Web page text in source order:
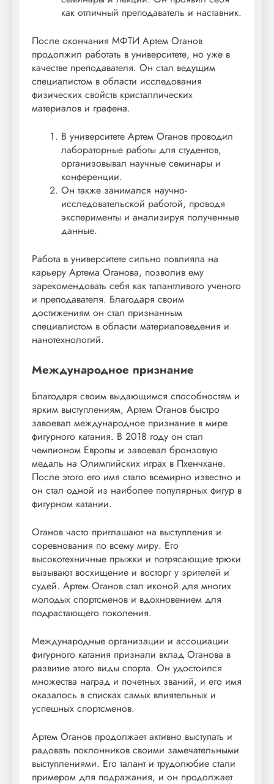
как отличный преподаватель и наставник.
После окончания МФТИ Артем Оганов
продолжил работать в университете, но уже в
качестве преподавателя. Он стал ведущим
специалистом в области исследования
физических свойств кристаллических
материалов и графена.
В университете Артем Оганов проводил
лабораторные работы для студентов,
организовывал научные семинары и
конференции.
Он также занимался научно-
исследовательской работой, проводя
эксперименты и анализируя полученные
данные.
Работа в университете сильно повлияла на
карьеру Артема Оганова, позволив ему
зарекомендовать себя как талантливого ученого
и преподавателя. Благодаря своим
достижениям он стал признанным
специалистом в области материаловедения и
нанотехнологий.
Международное признание
Благодаря своим выдающимся способностям и
ярким выступлениям, Артем Оганов быстро
завоевал международное признание в мире
фигурного катания. В 2018 году он стал
чемпионом Европы и завоевал бронзовую
медаль на Олимпийских играх в Пхенчхане.
После этого его имя стало всемирно известно и
он стал одной из наиболее популярных фигур в
фигурном катании.
Оганов часто приглашают на выступления и
соревнования по всему миру. Его
высокотехничные прыжки и потрясающие трюки
вызывают восхищение и восторг у зрителей и
судей. Артем Оганов стал иконой для многих
молодых спортсменов и вдохновением для
подрастающего поколения.
Международные организации и ассоциации
фигурного катания признали вклад Оганова в
развитие этого виды спорта. Он удостоился
множества наград и почетных званий, и его имя
оказалось в списках самых влиятельных и
успешных спортсменов.
Артем Оганов продолжает активно выступать и
радовать поклонников своими замечательными
выступлениями. Его талант и трудолюбие стали
примером для подражания, и он продолжает